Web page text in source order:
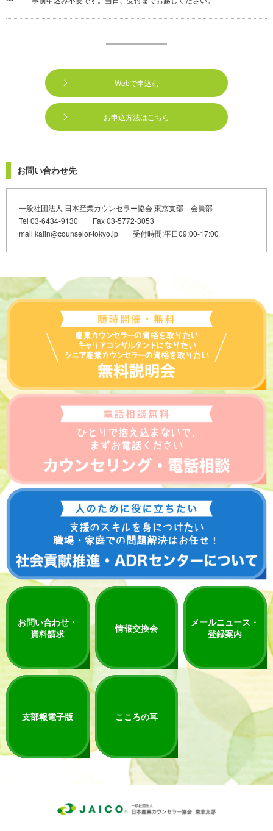
Webで申込む
お申込方法はこちら
お問い合わせ先
一般社団法人 日本産業カウンセラー協会 東京支部 会員部
Tel 03-6434-9130 Fax 03-5772-3053
mail kaiin@counselor-tokyo.jp 受付時間:平日09:00-17:00
お問い合わせ・
資料請求
情報交換会
メールニュース・
登録案内
支部報電子版 こころの耳